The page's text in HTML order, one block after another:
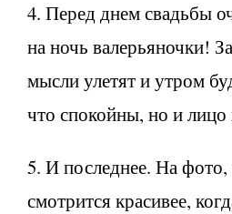
4. Перед днем свадьбы
на ночь валерьяночки!
мысли улетят и утром
что спокойны, но и
5. И последнее. На фото,
смотрится красивее,